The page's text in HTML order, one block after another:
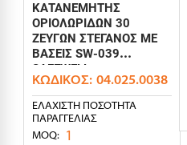
ΚΑΤΑΝΕΜΗΤΗΣ
ΟΡΙΟΛΩΡΙΔΩΝ 30
ΖΕΥΓΩΝ ΣΤΕΓΑΝΟΣ ΜΕ
ΒΑΣΕΙΣ SW-039
SAFEWELL
ΚΩΔΙΚΌΣ: 04.025.0038
ΕΛΆΧΙΣΤΗ ΠΟΣΌΤΗΤΑ
ΠΑΡΑΓΓΕΛΊΑΣ
MOQ: 1